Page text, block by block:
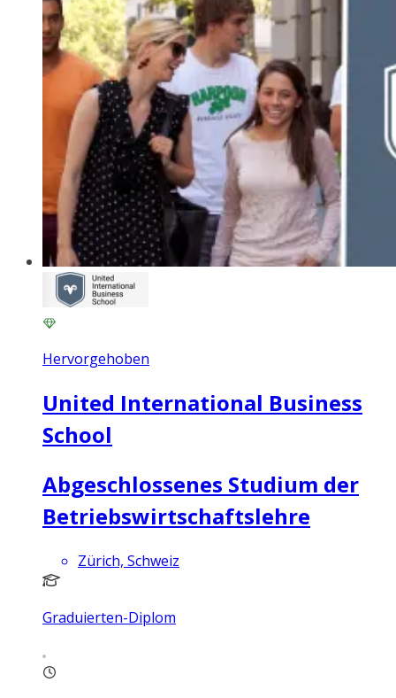
Hervorgehoben
United International Business
School
Abgeschlossenes Studium der
Betriebswirtschaftslehre
Zürich, Schweiz
Graduierten-Diplom